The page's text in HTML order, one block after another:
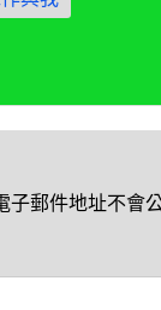
郵件地址不會